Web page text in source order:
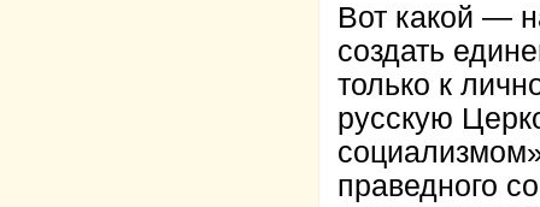
Вот какой —
создать
только к
русскую
праведного